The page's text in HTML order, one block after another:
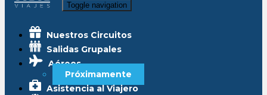
Toggle navigation
Nuestros Circuitos
Salidas Grupales
Aéreos
Próximamente
Asistencia al Viajero